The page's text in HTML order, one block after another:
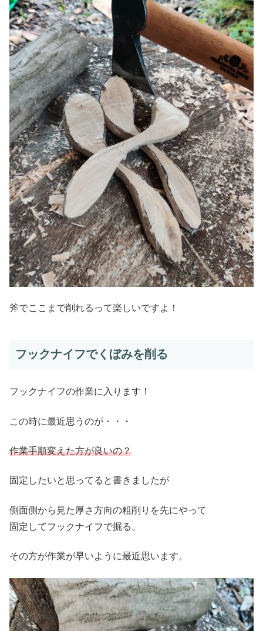
斧でここまで削れるって楽しいですよ！
フックナイフでくぼみを削る
フックナイフの作業に入ります！
この時に最近思うのが・・・
作業手順変えた方が良いの？
固定したいと思ってると書きましたが
側面側から見た厚さ方向の粗削りを先にやって
固定してフックナイフで掘る。
その方が作業が早いように最近思います。